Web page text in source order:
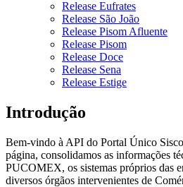
Release Eufrates
Release São João
Release Pisom Afluente
Release Pisom
Release Doce
Release Sena
Release Estige
Introdução
Bem-vindo à API do Portal Único
página, consolidamos as informações
PUCOMEX, os sistemas próprios das
diversos órgãos intervenientes de